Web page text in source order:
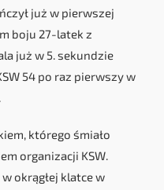
już w pierwszej
boju 27-latek z
już w 5. sekundzie
54 po raz pierwszy w
którego śmiało
organizacji KSW.
okrągłej klatce w